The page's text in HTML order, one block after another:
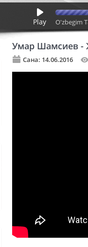
Play O'zbegim
Умар Шамсиев -
Сана: 14.06.2016